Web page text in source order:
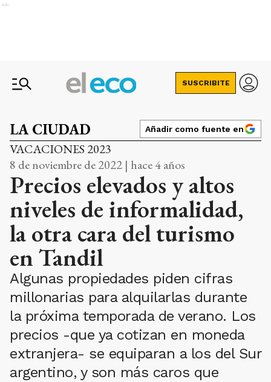
Ads
SUSCRIBITE
LA CIUDAD Añadir como fuente en
VACACIONES 2023
8 de noviembre de 2022 | hace 4 años
Precios elevados y altos
niveles de informalidad,
la otra cara del turismo
en Tandil
Algunas propiedades piden cifras
millonarias para alquilarlas durante
la próxima temporada de verano. Los
precios -que ya cotizan en moneda
extranjera- se equiparan a los del Sur
argentino, y son más caros que